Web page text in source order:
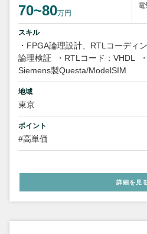
70~80万円
電
スキル
・FPGA論理設計、RTLコーディ
論理検証
・RTLコード：VHDL
Siemens製Questa/ModelSIM
地域
東京
ポイント
#高単価
詳細を見る